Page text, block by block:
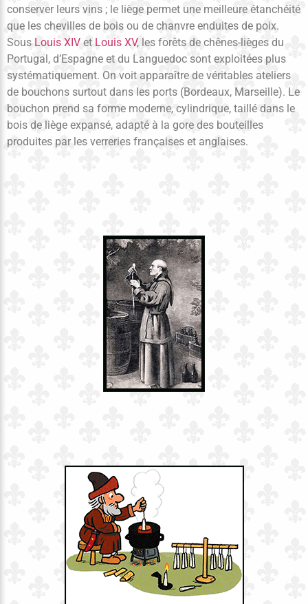
conserver leurs vins ; le liège permet une meilleure étanchéité
que les chevilles de bois ou de chanvre enduites de poix.
Sous Louis XIV et Louis XV, les forêts de chênes-lièges du
Portugal, d’Espagne et du Languedoc sont exploitées plus
systématiquement. On voit apparaître de véritables ateliers
de bouchons surtout dans les ports (Bordeaux, Marseille). Le
bouchon prend sa forme moderne, cylindrique, taillé dans le
bois de liège expansé, adapté à la gore des bouteilles
produites par les verreries françaises et anglaises.